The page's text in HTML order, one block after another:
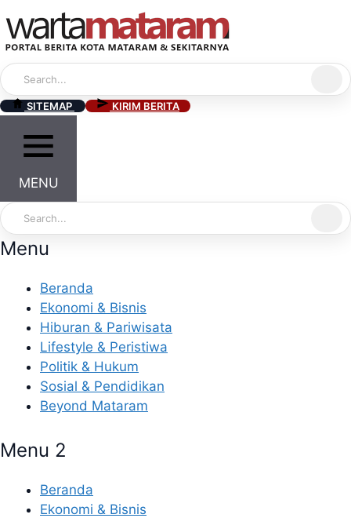
to
content
SITEMAP KIRIM BERITA
MENU
Menu
Beranda
Ekonomi & Bisnis
Hiburan & Pariwisata
Lifestyle & Peristiwa
Politik & Hukum
Sosial & Pendidikan
Beyond Mataram
Menu 2
Beranda
Ekonomi & Bisnis